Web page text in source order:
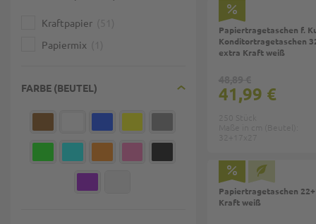
Kraftpapier
Papiermix
FARBE (BEUTEL)
Papiertragetaschen f.
Konditortragetaschen
extra Kraft weiß
41,99 €
48,89 €
Papiertragetaschen
Kraft weiß